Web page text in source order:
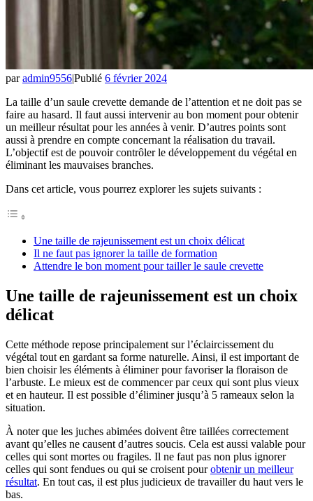
paradmin9556|Publié 6 février 2024
La taille d’un saule crevette demande de l’attention et ne doit pas se
faire au hasard. Il faut aussi intervenir au bon moment pour obtenir
un meilleur résultat pour les années à venir. D’autres points sont
aussi à prendre en compte concernant la réalisation du travail.
L’objectif est de pouvoir contrôler le développement du végétal en
éliminant les mauvaises branches.
Dans cet article, vous pourrez explorer les sujets suivants :
Une taille de rajeunissement est un choix délicat
Il ne faut pas ignorer la taille de formation
Attendre le bon moment pour tailler le saule crevette
Une taille de rajeunissement est un choix
délicat
Cette méthode repose principalement sur l’éclaircissement du
végétal tout en gardant sa forme naturelle. Ainsi, il est important de
bien choisir les éléments à éliminer pour favoriser la floraison de
l’arbuste. Le mieux est de commencer par ceux qui sont plus vieux
et en hauteur. Il est possible d’éliminer jusqu’à 5 rameaux selon la
situation.
À noter que les juches abimées doivent être taillées correctement
avant qu’elles ne causent d’autres soucis. Cela est aussi valable pour
celles qui sont mortes ou fragiles. Il ne faut pas non plus ignorer
celles qui sont fendues ou qui se croisent pourobtenir un meilleur
résultat. En tout cas, il est plus judicieux de travailler du haut vers le
bas.